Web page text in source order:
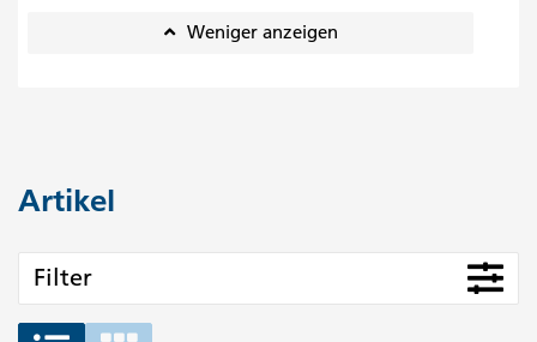
Weniger anzeigen
Artikel
Filter